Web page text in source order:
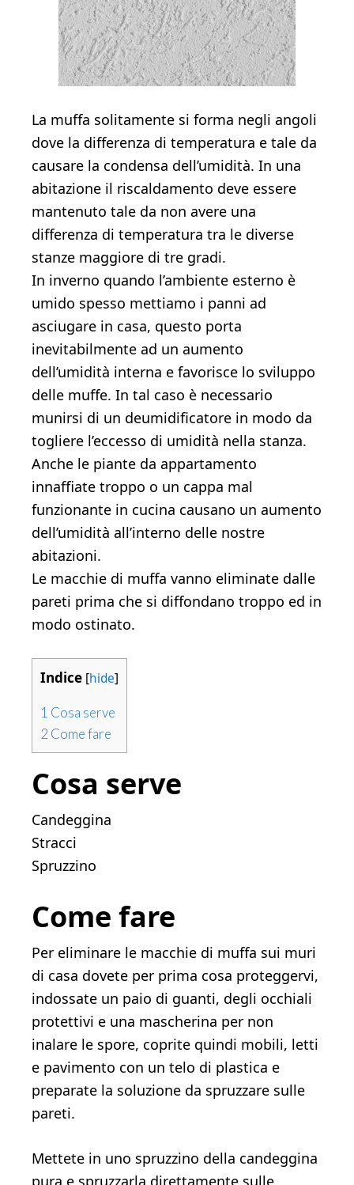
La muffa solitamente si forma negli angoli
dove la differenza di temperatura e tale da
causare la condensa dell’umidità. In una
abitazione il riscaldamento deve essere
mantenuto tale da non avere una
differenza di temperatura tra le diverse
stanze maggiore di tre gradi.
In inverno quando l’ambiente esterno è
umido spesso mettiamo i panni ad
asciugare in casa, questo porta
inevitabilmente ad un aumento
dell’umidità interna e favorisce lo sviluppo
delle muffe. In tal caso è necessario
munirsi di un deumidificatore in modo da
togliere l’eccesso di umidità nella stanza.
Anche le piante da appartamento
innaffiate troppo o un cappa mal
funzionante in cucina causano un aumento
dell’umidità all’interno delle nostre
abitazioni.
Le macchie di muffa vanno eliminate dalle
pareti prima che si diffondano troppo ed in
modo ostinato.
Indice [hide]
1 Cosa serve
2 Come fare
Cosa serve
Candeggina
Stracci
Spruzzino
Come fare
Per eliminare le macchie di muffa sui muri
di casa dovete per prima cosa proteggervi,
indossate un paio di guanti, degli occhiali
protettivi e una mascherina per non
inalare le spore, coprite quindi mobili, letti
e pavimento con un telo di plastica e
preparate la soluzione da spruzzare sulle
pareti.
Mettete in uno spruzzino della candeggina
pura e spruzzarla direttamente sulle